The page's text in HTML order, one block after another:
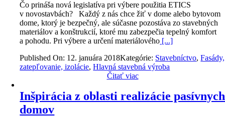
Čo prináša nová legislatíva pri výbere použitia ETICS
v novostavbách? Každý z nás chce žiť v dome alebo bytovom
dome, ktorý je bezpečný, ale súčasne pozostáva zo stavebných
materiálov a konštrukcií, ktoré mu zabezpečia tepelný komfort
a pohodu. Pri výbere a určení materiálového [...]
Published On: 12. januára 2018Kategórie: Stavebníctvo,Fasády,
zatepľovanie, izolácie,Hlavná stavebná výroba
Čitať viac
Inšpirácia z oblasti realizácie pasívnych
domov